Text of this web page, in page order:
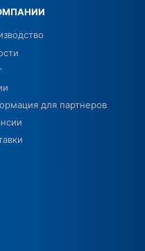
для партнеров